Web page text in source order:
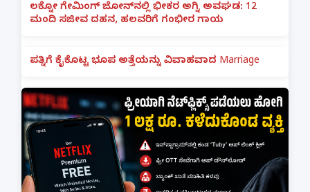
ಲಕ್ನೋ ಗೇಮಿಂಗ್ ಜೋನ್‌ನಲ್ಲಿ ಭೀಕರ ಅಗ್ನಿ ಅವಘಡ: 12
ಮಂದಿ ಸಜೀವ ದಹನ, ಹಲವರಿಗೆ ಗಂಭೀರ ಗಾಯ
ಪತ್ನಿಗೆ ಕೈಕೊಟ್ಟ ಭೂಪ ಅತ್ತೆಯನ್ನು ವಿವಾಹವಾದ Marriage